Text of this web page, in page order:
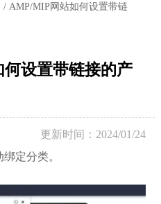
/ AMP/MIP网站如何设置带链
设置带链接的产
更新时间：2024/01/24
定分类。